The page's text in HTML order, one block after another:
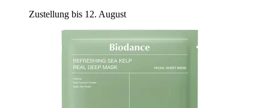
Zustellung bis 12. August